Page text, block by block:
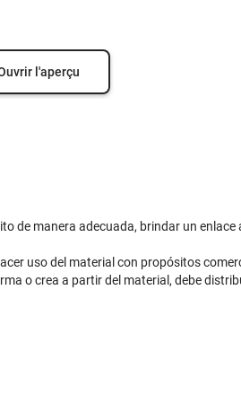
l'aperçu
de manera adecuada, brindar un enlace
uso del material con propósitos
o crea a partir del material, debe